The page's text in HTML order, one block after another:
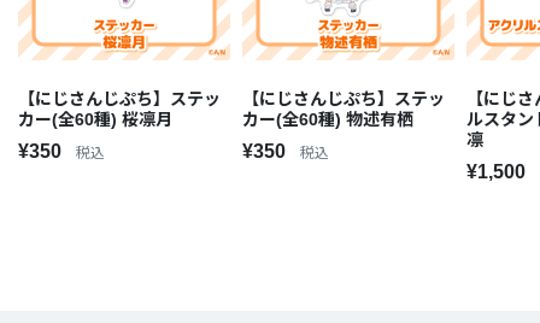
【にじさんじぷち】ステッ
カー(全60種) 桜凛月
¥350 税込
【にじさんじぷち】ステッ
カー(全60種) 物述有栖
¥350 税込
【にじ
ルスタン
凛
¥1,500